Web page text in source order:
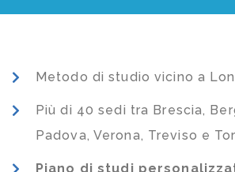
Metodo di studio vicino a
Più di 40 sedi tra Brescia,
Padova, Verona, Treviso e
Piano di studi